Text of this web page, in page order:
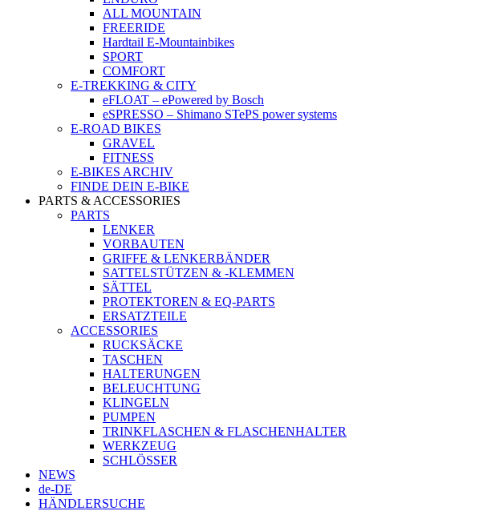
ALL MOUNTAIN
FREERIDE
Hardtail E-Mountainbikes
SPORT
COMFORT
E-TREKKING & CITY
eFLOAT – ePowered by Bosch
eSPRESSO – Shimano STePS power systems
E-ROAD BIKES
GRAVEL
FITNESS
E-BIKES ARCHIV
FINDE DEIN E-BIKE
PARTS & ACCESSORIES
PARTS
LENKER
VORBAUTEN
GRIFFE & LENKERBÄNDER
SATTELSTÜTZEN & -KLEMMEN
SÄTTEL
PROTEKTOREN & EQ-PARTS
ERSATZTEILE
ACCESSORIES
RUCKSÄCKE
TASCHEN
HALTERUNGEN
BELEUCHTUNG
KLINGELN
PUMPEN
TRINKFLASCHEN & FLASCHENHALTER
WERKZEUG
SCHLÖSSER
NEWS
de-DE
HÄNDLERSUCHE